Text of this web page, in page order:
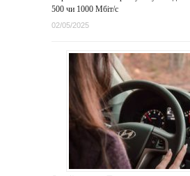
500 чи 1000 Мбіт/с
02/05/2025